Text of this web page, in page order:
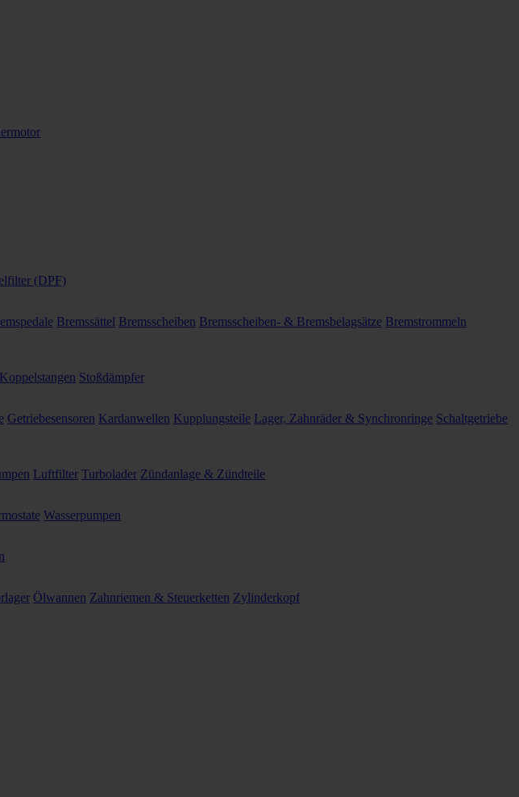
(DPF)
Bremssättel Bremsscheiben Bremsscheiben- & Bremsbelagsätze Bremstrommeln
Stoßdämpfer
Getriebesensoren Kardanwellen Kupplungsteile Lager, Zahnräder & Synchronringe Schaltgetriebe
Luftfilter Turbolader Zündanlage & Zündteile
Wasserpumpen
Ölwannen Zahnriemen & Steuerketten Zylinderkopf